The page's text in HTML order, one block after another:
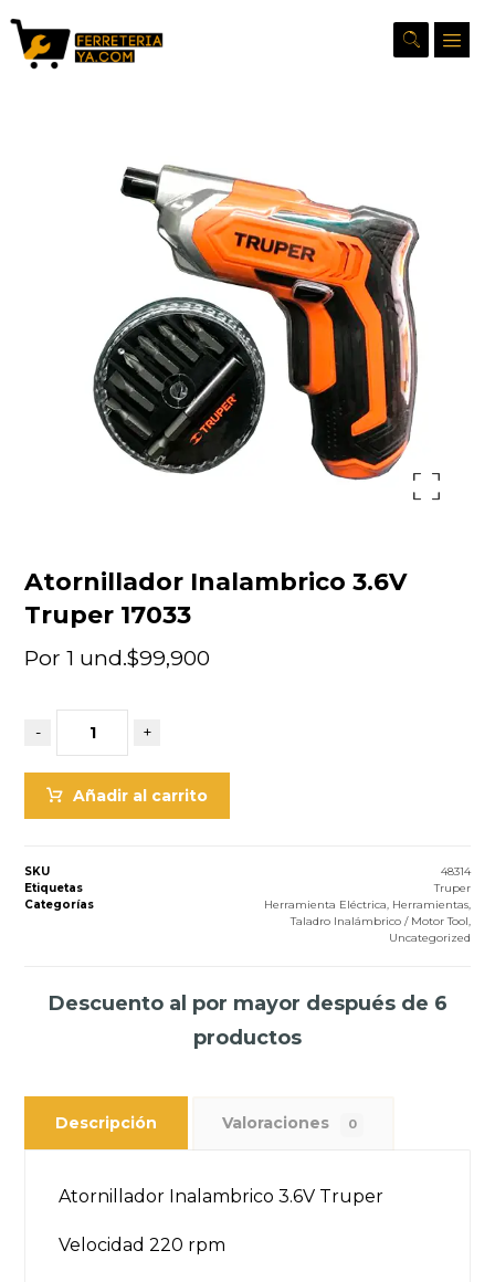
Ampliar la imagen
Atornillador Inalambrico 3.6V
Truper 17033
$99,900
Por 1 und.
- +
Añadir al carrito
SKU
48314
Etiquetas
Truper
Categorías
Herramienta Eléctrica Herramientas,
Taladro Inalámbrico / Motor Tool
Uncategorized
Descuento al por mayor después de 6
productos
Descripción Valoraciones 0
Atornillador Inalambrico 3.6V Truper
Velocidad 220 rpm